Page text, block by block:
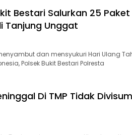
Bestari Salurkan 25 Paket
Tanjung Unggat
dan mensyukuri Hari Ulang
Polsek Bukit Bestari Polresta
Di TMP Tidak